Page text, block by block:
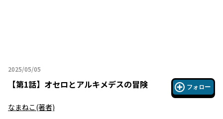
2025/05/05
2025年05月05日
【第1話】 オセロとアルキメデスの冒険 フォロー
なまねこ(著者)